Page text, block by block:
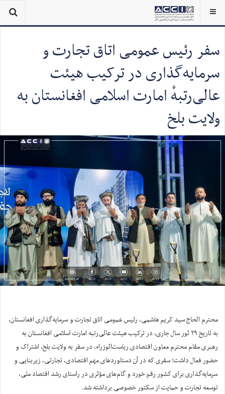
سفر رئیس عمومی اتاق تجارت و
سرمایه‌گذاری در ترکیب هیئت
عالی‌رتبهٔ امارت اسلامی افغانستان به
ولایت بلخ
محترم الحاج سید کریم هاشمی، رئیس عمومی اتاق تجارت و سرمایه‌گذاری افغانستان،
به تاریخ ۲۹ ثور سال جاری، در ترکیب هیئت عالی‌رتبه امارت اسلامی افغانستان به
رهبری مقام محترم معاون اقتصادی ریاست‌الوزراء، در سفر به ولایت بلخ، اشتراک و
حضور فعال داشت؛ سفری که در آن دستاوردهای مهم اقتصادی، تجارتی، زیربنایی و
سرمایه‌گذاری برای کشور رقم خورد و گام‌های مؤثری در راستای رشد اقتصاد ملی،
توسعه تجارت و حمایت از سکتور خصوصی برداشته شد.